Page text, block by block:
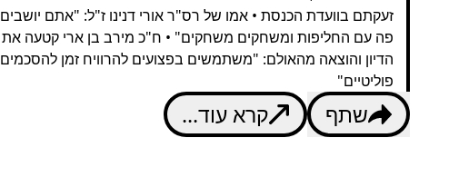
זעקתם בוועדת הכנסת • אמו של רס"ר אורי דנינו ז"ל: "אתם יושבים
פה עם החליפות ומשחקים משחקים" • ח"כ מירב בן ארי קטעה את
הדיון והוצאה מהאולם: "משתמשים בפצועים להרוויח זמן להסכמים
פוליטיים"
קרא עוד... שתף